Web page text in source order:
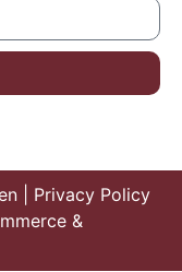
| Privacy Policy
&